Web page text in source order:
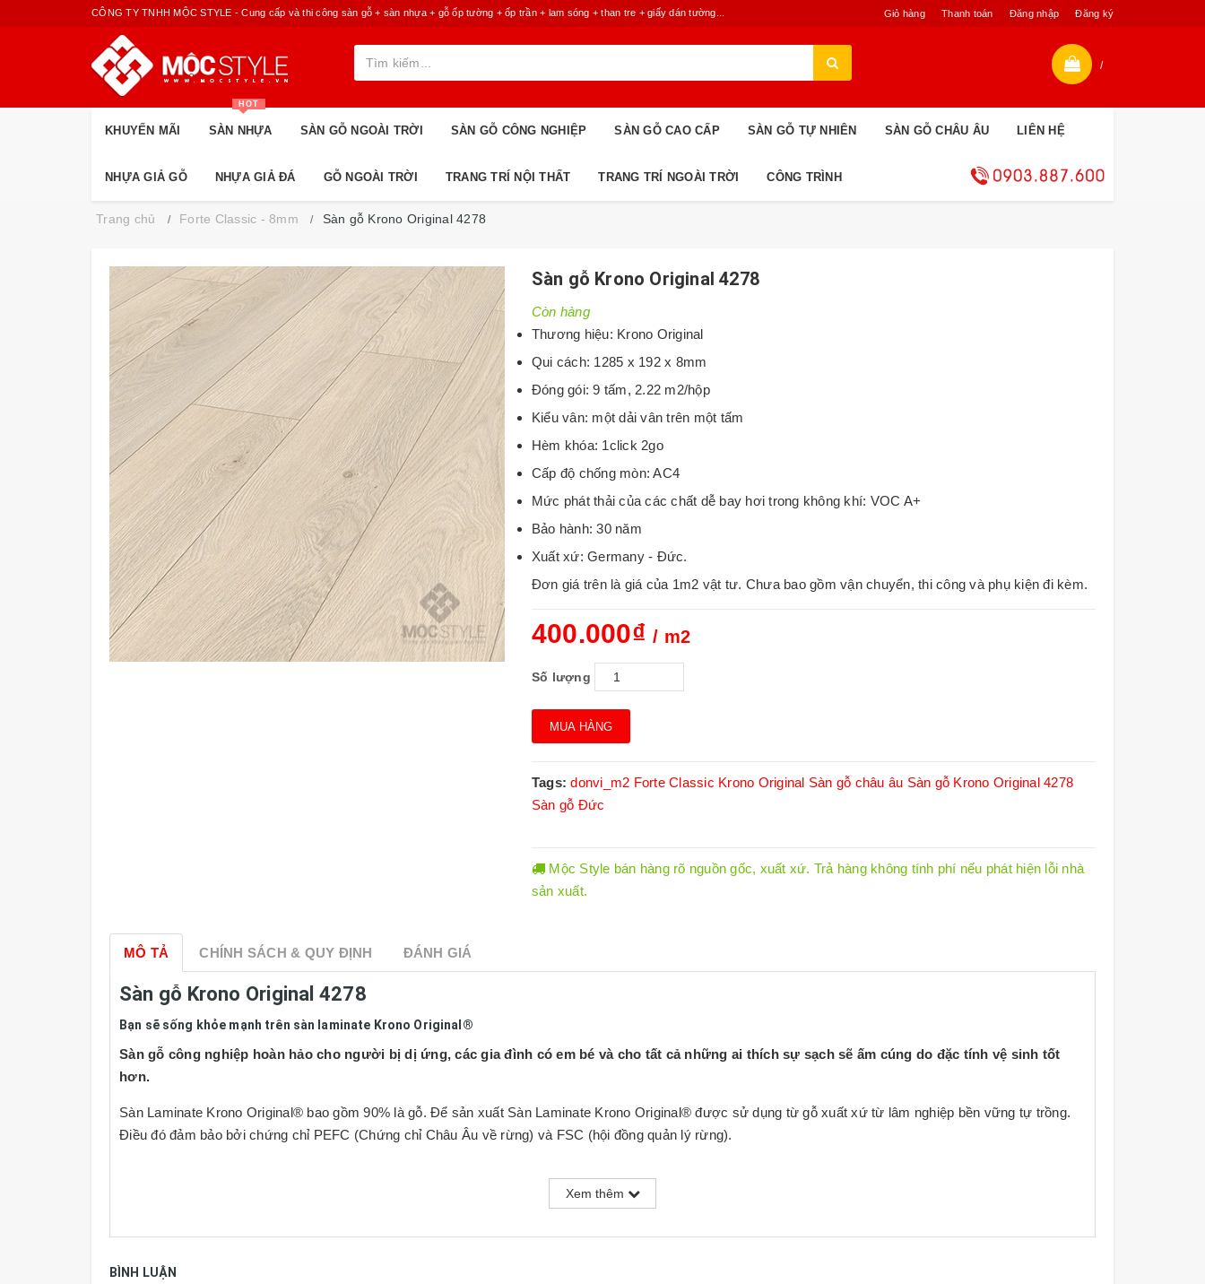
Giỏ hàng Thanh toán Đăng nhập Đăng ký
CÔNG TY TNHH MỘC STYLE - Cung cấp và thi công sàn gỗ + sàn nhựa + gỗ ốp tường + ốp trần + lam sóng + than tre + giấy dán tường...
/
KHUYẾN MÃI SÀN NHỰA
HOT
SÀN GỖ NGOÀI TRỜI SÀN GỖ CÔNG NGHIỆP SÀN GỖ CAO CẤP SÀN GỖ TỰ NHIÊN SÀN GỖ CHÂU ÂU LIÊN HỆ
NHỰA GIẢ GỖ NHỰA GIẢ ĐÁ GỖ NGOÀI TRỜI TRANG TRÍ NỘI THẤT TRANG TRÍ NGOÀI TRỜI CÔNG TRÌNH
Trang chủ Forte Classic - 8mm Sàn gỗ Krono Original 4278
Sàn gỗ Krono Original 4278
Còn hàng
Thương hiệu: Krono Original
Qui cách: 1285 x 192 x 8mm
Đóng gói: 9 tấm, 2.22 m2/hộp
Kiểu vân: một dải vân trên một tấm
Hèm khóa: 1click 2go
Cấp độ chống mòn: AC4
Mức phát thải của các chất dễ bay hơi trong không khí: VOC A+
Bảo hành: 30 năm
Xuất xứ: Germany - Đức.
Đơn giá trên là giá của 1m2 vật tư. Chưa bao gồm vận chuyển, thi công và phụ kiện đi kèm.
400.000₫/ m2
Số lượng
MUA HÀNG
Tags:donvi_m2 Forte Classic Krono Original Sàn gỗ châu âu Sàn gỗ Krono Original 4278
Sàn gỗ Đức
Mộc Style bán hàng rõ nguồn gốc, xuất xứ. Trả hàng không tính phí nếu phát hiện lỗi nhà
sản xuất.
MÔ TẢ CHÍNH SÁCH & QUY ĐỊNH ĐÁNH GIÁ
Sàn gỗ Krono Original 4278
Bạn sẽ sống khỏe mạnh trên sàn laminate Krono Original®
Sàn gỗ công nghiệp hoàn hảo cho người bị dị ứng, các gia đình có em bé và cho tất cả những ai thích sự sạch sẽ ấm cúng do đặc tính vệ sinh tốt
hơn.
Sàn Laminate Krono Original® bao gồm 90% là gỗ. Để sản xuất Sàn Laminate Krono Original® được sử dụng từ gỗ xuất xứ từ lâm nghiệp bền vững tự trồng.
Điều đó đảm bảo bởi chứng chỉ PEFC (Chứng chỉ Châu Âu về rừng) và FSC (hội đồng quản lý rừng).
Người bị dị ứng cũng hoàn toàn thoải mái với sàn Laminate Krono Original®: Các bề mặt sàn khép kín không cung cấp nguồn dinh dưỡng và môi trường để
các vi sinh vật gây dị ứng phát triển.
Xem thêm
BÌNH LUẬN